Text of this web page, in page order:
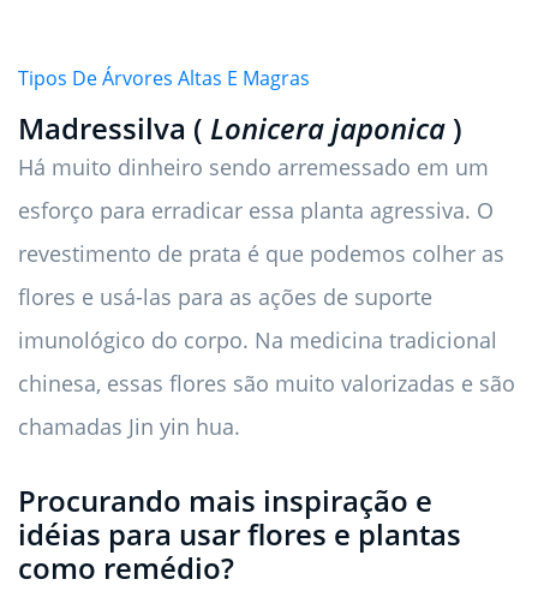
Tipos De Árvores Altas E Magras
Madressilva ( Lonicera japonica )
Há muito dinheiro sendo arremessado em um
esforço para erradicar essa planta agressiva. O
revestimento de prata é que podemos colher as
flores e usá-las para as ações de suporte
imunológico do corpo. Na medicina tradicional
chinesa, essas flores são muito valorizadas e são
chamadas Jin yin hua.
Procurando mais inspiração e
idéias para usar flores e plantas
como remédio?